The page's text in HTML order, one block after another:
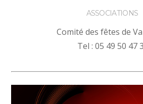
ASSOCIATIONS
Comité des fêtes de
Tel : 05 49 50 47